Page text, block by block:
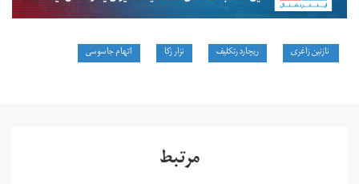
نازنین زاغری ریچارد رتکلیف نزار زکا اتهام جاسوسی
مرتبط